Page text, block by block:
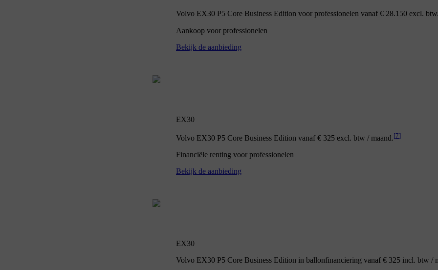
Volvo EX30 P5 Core Business Edition voor professionelen vanaf € 28.150 excl. btw.
Aankoop voor professionelen
Bekijk de aanbieding
EX30
Volvo EX30 P5 Core Business Edition vanaf € 325 excl. btw / maand.[7]
Financiële renting voor professionelen
Bekijk de aanbieding
EX30
Volvo EX30 P5 Core Business Edition in ballonfinanciering vanaf € 325 incl. btw /